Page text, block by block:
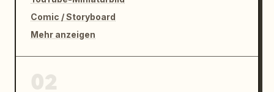
Comic / Storyboard
Mehr anzeigen